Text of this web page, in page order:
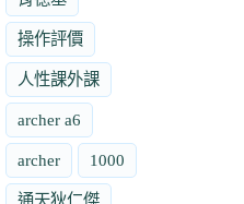
操作評價
人性課外課
archer a6
archer 1000